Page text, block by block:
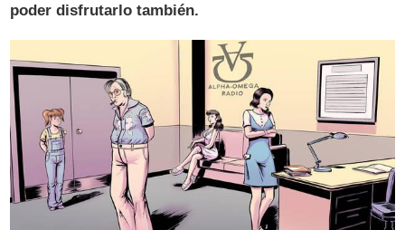
poder disfrutarlo también.